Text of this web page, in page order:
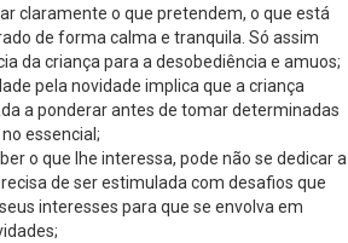
claramente o que pretendem, o que está
de forma calma e tranquila. Só assim
da criança para a desobediência e amuos;
pela novidade implica que a criança
a ponderar antes de tomar determinadas
essencial;
o que lhe interessa, pode não se dedicar a
de ser estimulada com desafios que
interesses para que se envolva em